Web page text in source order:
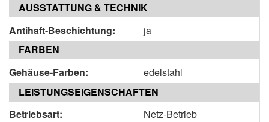
AUSSTATTUNG & TECHNIK
Antihaft-Beschichtung:
ja
FARBEN
Gehäuse-Farben:
edelstahl
LEISTUNGSEIGENSCHAFTEN
Betriebsart:
Netz-Betrieb